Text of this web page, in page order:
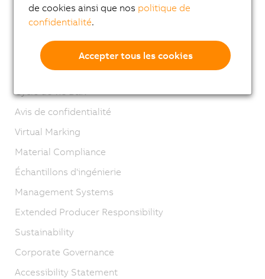
Adresses
Mentions légales
Cycle de vie B&R
Avis de confidentialité
Virtual Marking
Material Compliance
Échantillons d'ingénierie
Management Systems
Extended Producer Responsibility
Sustainability
Corporate Governance
Accessibility Statement
de cookies ainsi que nos politique de
confidentialité.
Accepter tous les cookies